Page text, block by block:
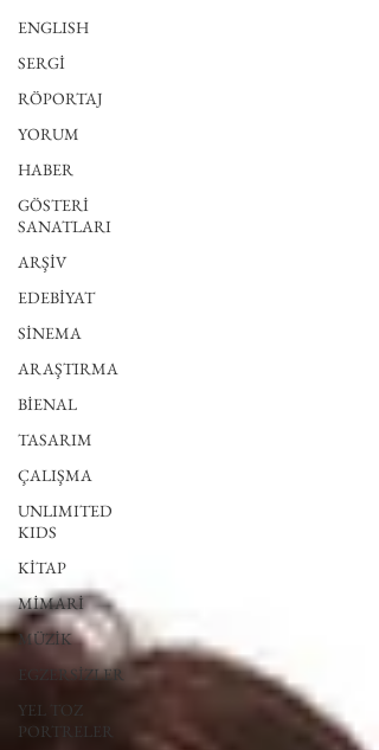
ENGLISH
SERGİ
RÖPORTAJ
YORUM
HABER
GÖSTERİ
SANATLARI
ARŞİV
EDEBİYAT
SİNEMA
ARAŞTIRMA
BİENAL
TASARIM
ÇALIŞMA
UNLIMITED
KIDS
KİTAP
MİMARİ
MÜZİK
EGZERSİZLER
YEL TOZ
PORTRELER